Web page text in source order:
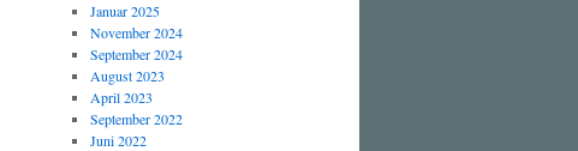
Januar 2025
November 2024
September 2024
August 2023
April 2023
September 2022
Juni 2022